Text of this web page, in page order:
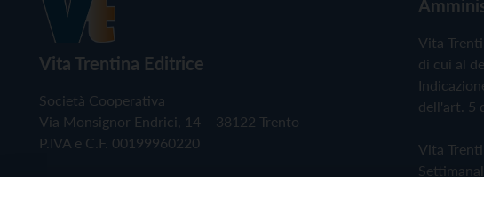
Vita Trentina Editrice
Società Cooperativa
Via Monsignor Endrici, 14 – 38122 Trento
P.IVA e C.F. 00199960220
Vita
di cui al
dell'art. 5
Vita